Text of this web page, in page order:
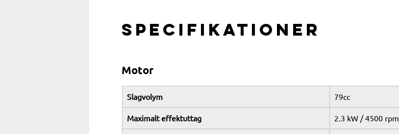
Specifikationer
Motor
Slagvolym 79cc
Maximalt effektuttag 2.3 kW / 4500 rpm